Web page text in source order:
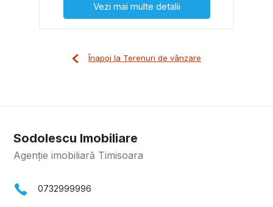
Vezi mai multe detalii
Înapoi la Terenuri de vânzare
Sodolescu Imobiliare
Agenție imobiliară Timisoara
0732999996